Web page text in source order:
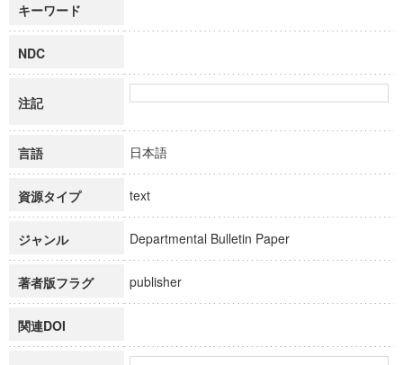
キーワード
NDC
注記
言語 日本語
資源タイプ text
ジャンル Departmental Bulletin Paper
著者版フラグ publisher
関連DOI